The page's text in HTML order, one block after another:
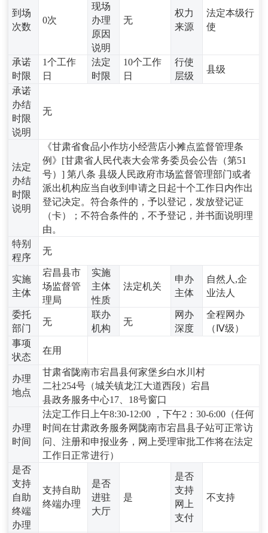
到场
次数
0次
现场
办理
原因
说明
无
权力
来源
法定本级行
使
承诺
时限
1个工作
日
法定
时限
10个工作
日
行使
层级
县级
承诺
办结
时限
说明
无
法定
办结
时限
说明
《甘肃省食品小作坊小经营店小摊点监督管理条
例》[甘肃省人民代表大会常务委员会公告（第51
号）] 第八条 县级人民政府市场监督管理部门或者
派出机构应当自收到申请之日起十个工作日内作出
登记决定。符合条件的，予以登记，发放登记证
（卡）；不符合条件的，不予登记，并书面说明理
由。
特别
程序
无
实施
主体
宕昌县市
场监督管
理局
实施
主体
性质
法定机关
申办
主体
自然人,企
业法人
委托
部门
无
联办
机构
无
网办
深度
全程网办
（Ⅳ级）
事项
状态
在用
办理
地点
甘肃省陇南市宕昌县何家堡乡白水川村
二社254号（城关镇龙江大道西段）宕昌
县政务服务中心17、18号窗口
办理
时间
法定工作日上午8:30-12:00 ，下午2：30-6:00（任何
时间在甘肃政务服务网陇南市宕昌县子站可正常访
问、注册和申报业务，网上受理审批工作将在法定
工作日正常进行）
是否
支持
自助
终端
办理
支持自助
终端办理
是否
进驻
大厅
是
是否
支持
网上
支付
不支持